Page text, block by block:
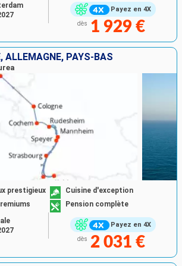
Payez en 4X
dès 1 929 €
ALLEMAGNE, PAYS-BAS
Payez en 4X
prestigieux
Cuisine d'exception
Pension complète
dès 2 031 €